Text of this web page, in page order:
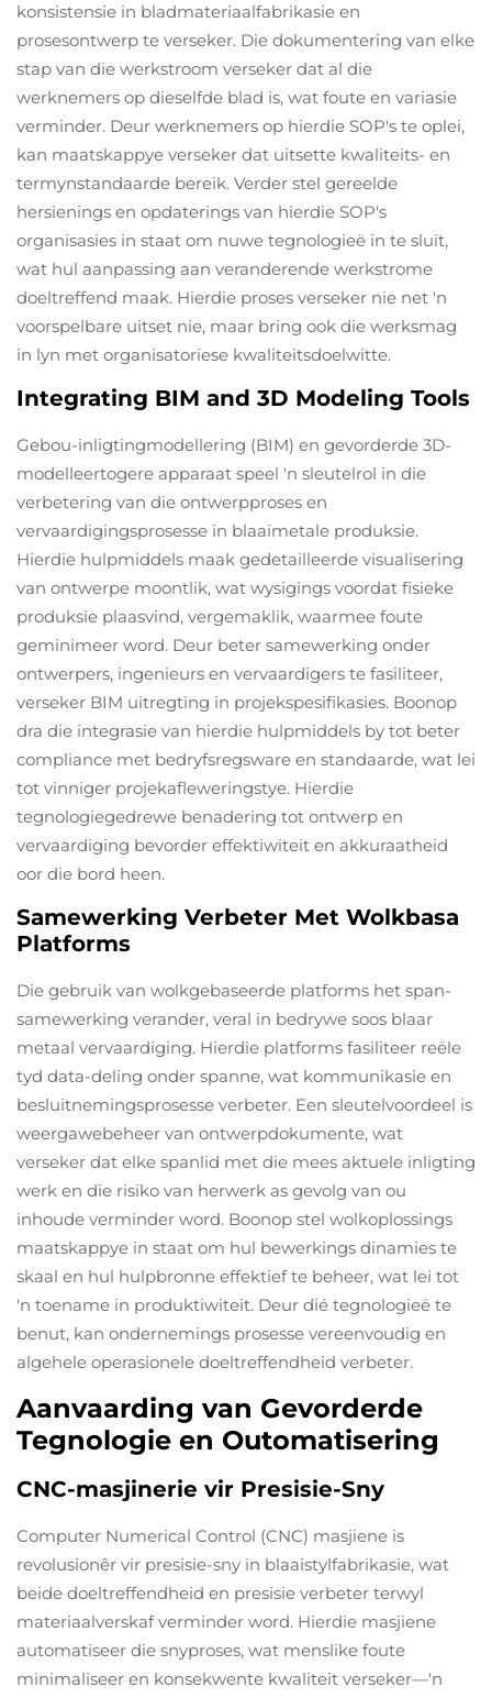
konsistensie in bladmateriaalfabrikasie en
prosesontwerp te verseker. Die dokumentering van elke
stap van die werkstroom verseker dat al die
werknemers op dieselfde blad is, wat foute en variasie
verminder. Deur werknemers op hierdie SOP's te oplei,
kan maatskappye verseker dat uitsette kwaliteits- en
termynstandaarde bereik. Verder stel gereelde
hersienings en opdaterings van hierdie SOP's
organisasies in staat om nuwe tegnologieë in te sluit,
wat hul aanpassing aan veranderende werkstrome
doeltreffend maak. Hierdie proses verseker nie net 'n
voorspelbare uitset nie, maar bring ook die werksmag
in lyn met organisatoriese kwaliteitsdoelwitte.
Integrating BIM and 3D Modeling Tools
Gebou-inligtingmodellering (BIM) en gevorderde 3D-
modelleertogere apparaat speel 'n sleutelrol in die
verbetering van die ontwerpproses en
vervaardigingsprosesse in blaaimetale produksie.
Hierdie hulpmiddels maak gedetailleerde visualisering
van ontwerpe moontlik, wat wysigings voordat fisieke
produksie plaasvind, vergemaklik, waarmee foute
geminimeer word. Deur beter samewerking onder
ontwerpers, ingenieurs en vervaardigers te fasiliteer,
verseker BIM uitregting in projekspesifikasies. Boonop
dra die integrasie van hierdie hulpmiddels by tot beter
compliance met bedryfsregsware en standaarde, wat lei
tot vinniger projekafleweringstye. Hierdie
tegnologiegedrewe benadering tot ontwerp en
vervaardiging bevorder effektiwiteit en akkuraatheid
oor die bord heen.
Samewerking Verbeter Met Wolkbasa
Platforms
Die gebruik van wolkgebaseerde platforms het span-
samewerking verander, veral in bedrywe soos blaar
metaal vervaardiging. Hierdie platforms fasiliteer reële
tyd data-deling onder spanne, wat kommunikasie en
besluitnemingsprosesse verbeter. Een sleutelvoordeel is
weergawebeheer van ontwerpdokumente, wat
verseker dat elke spanlid met die mees aktuele inligting
werk en die risiko van herwerk as gevolg van ou
inhoude verminder word. Boonop stel wolkoplossings
maatskappye in staat om hul bewerkings dinamies te
skaal en hul hulpbronne effektief te beheer, wat lei tot
'n toename in produktiwiteit. Deur dié tegnologieë te
benut, kan ondernemings prosesse vereenvoudig en
algehele operasionele doeltreffendheid verbeter.
Aanvaarding van Gevorderde
Tegnologie en Outomatisering
CNC-masjinerie vir Presisie-Sny
Computer Numerical Control (CNC) masjiene is
revolusionêr vir presisie-sny in blaaistylfabrikasie, wat
beide doeltreffendheid en presisie verbeter terwyl
materiaalverskaf verminder word. Hierdie masjiene
automatiseer die snyproses, wat menslike foute
minimaliseer en konsekwente kwaliteit verseker—'n